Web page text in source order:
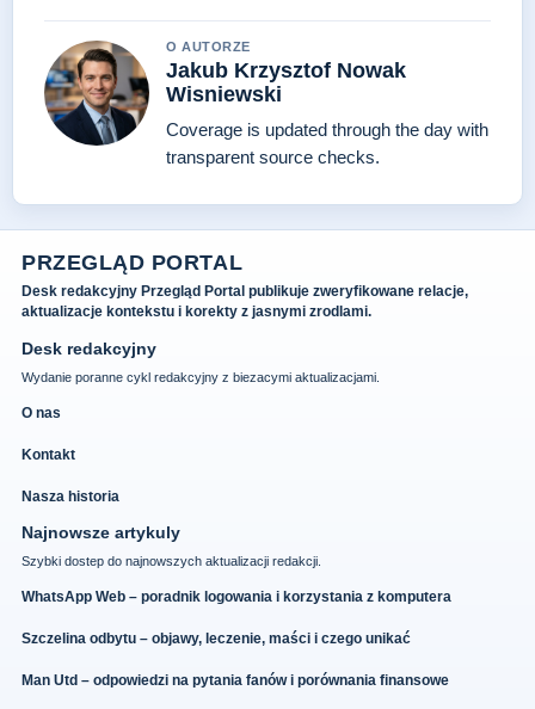
O AUTORZE
Jakub Krzysztof Nowak
Wisniewski
Coverage is updated through the day with
transparent source checks.
PRZEGLĄD PORTAL
Desk redakcyjny Przegląd Portal publikuje zweryfikowane relacje,
aktualizacje kontekstu i korekty z jasnymi zrodlami.
Desk redakcyjny
Wydanie poranne cykl redakcyjny z biezacymi aktualizacjami.
O nas
Kontakt
Nasza historia
Najnowsze artykuly
Szybki dostep do najnowszych aktualizacji redakcji.
WhatsApp Web – poradnik logowania i korzystania z komputera
Szczelina odbytu – objawy, leczenie, maści i czego unikać
Man Utd – odpowiedzi na pytania fanów i porównania finansowe